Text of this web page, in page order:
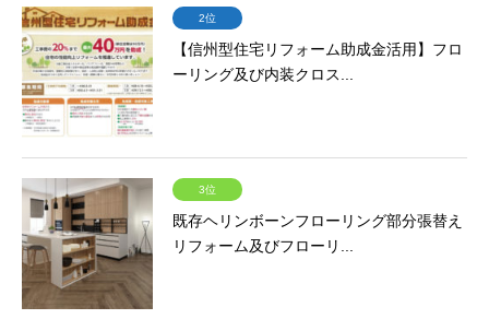
2位
【信州型住宅リフォーム助成金活用】フロ
ーリング及び内装クロス...
3位
既存ヘリンボーンフローリング部分張替え
リフォーム及びフローリ...